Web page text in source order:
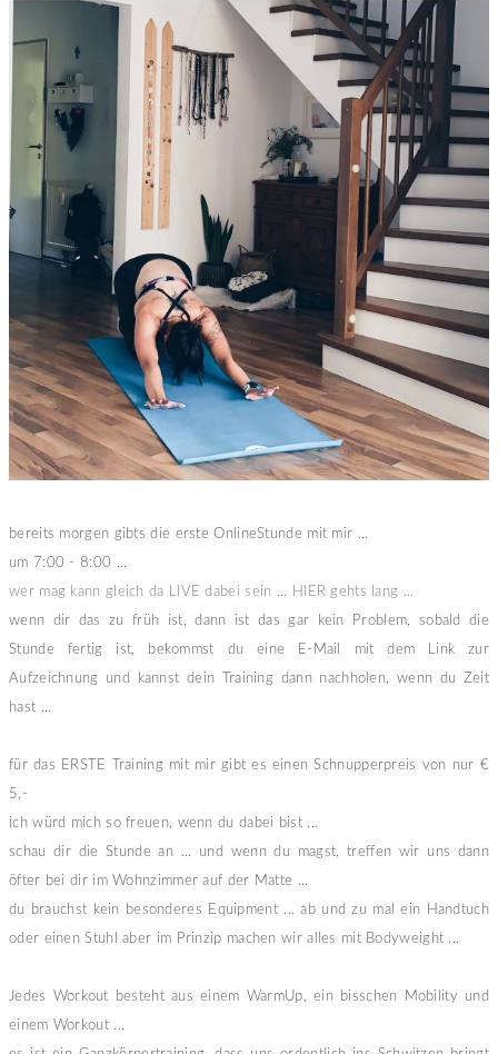
bereits morgen gibts die erste OnlineStunde mit mir ...
um 7:00 - 8:00 ...
wer mag kann gleich da LIVE dabei sein ... HIER gehts lang ...
wenn dir das zu früh ist, dann ist das gar kein Problem, sobald die
Stunde fertig ist, bekommst du eine E-Mail mit dem Link zur
Aufzeichnung und kannst dein Training dann nachholen, wenn du Zeit
hast ...
für das ERSTE Training mit mir gibt es einen Schnupperpreis von nur €
5,-
ich würd mich so freuen, wenn du dabei bist ...
schau dir die Stunde an ... und wenn du magst, treffen wir uns dann
öfter bei dir im Wohnzimmer auf der Matte ...
du brauchst kein besonderes Equipment ... ab und zu mal ein Handtuch
oder einen Stuhl aber im Prinzip machen wir alles mit Bodyweight ...
Jedes Workout besteht aus einem WarmUp, ein bisschen Mobility und
einem Workout ...